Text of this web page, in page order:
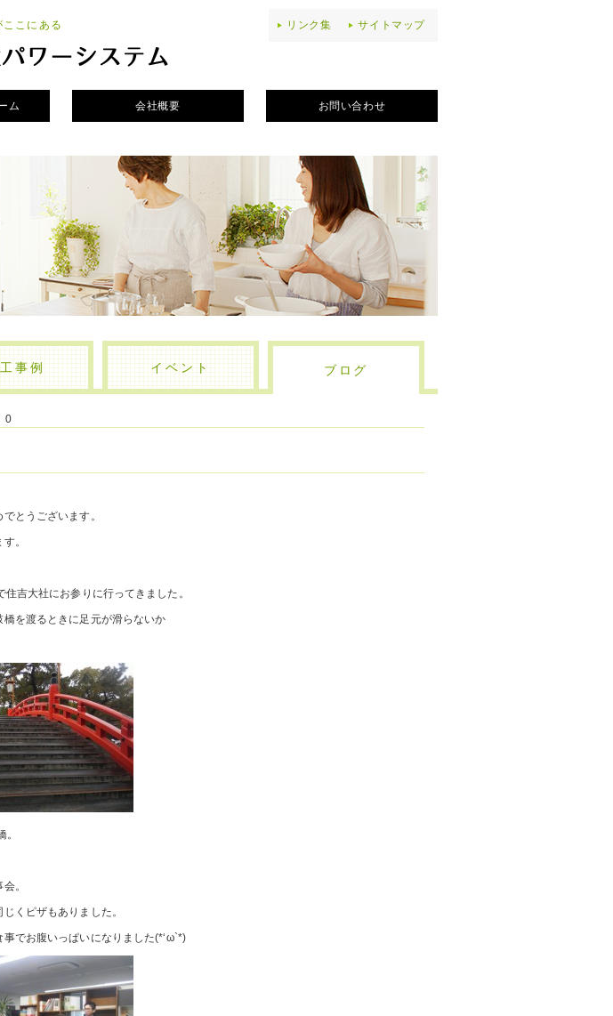
こにある リンク集 サイトマップ
ム 会社概要 お問い合わせ
事例 イベント ブログ
0
とうございます。
。
吉大社にお参りに行ってきました。
を渡るときに足元が滑らないか
。
くピザもありました。
でお腹いっぱいになりました(*‘ω`*)